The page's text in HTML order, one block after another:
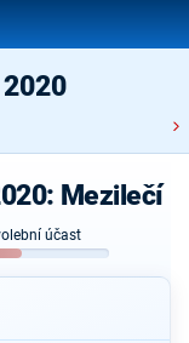
Mezilečí
účast